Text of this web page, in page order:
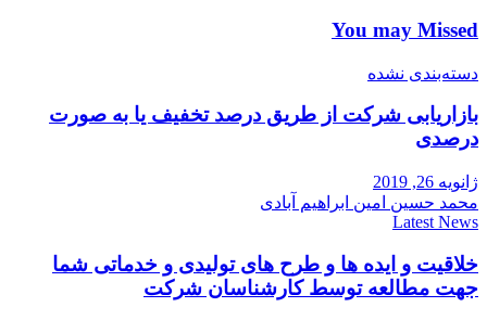
You may Missed
دسته‌بندی نشده
بازاریابی شرکت از طریق درصد تخفیف یا به صورت
درصدی
ژانویه 26, 2019
محمد حسین امین ابراهیم آبادی
Latest News
خلاقیت و ایده ها و طرح های تولیدی و خدماتی شما
جهت مطالعه توسط کارشناسان شرکت